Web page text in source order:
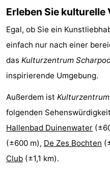
tun
Museen
-
Denkmäler
-
Aussichtspunkte
Attraktionen
-
Rundfahrten
-
Spielplätze
-
Erleben Sie
Egal, ob Sie ein
einfach nur nach einer
das Kulturzentrum
inspirierende Umgebung.
Außerdem ist
folgenden
Hallenbad Duinenwater
(±600 m), De Zes Bochten
Club (±1,1 km).